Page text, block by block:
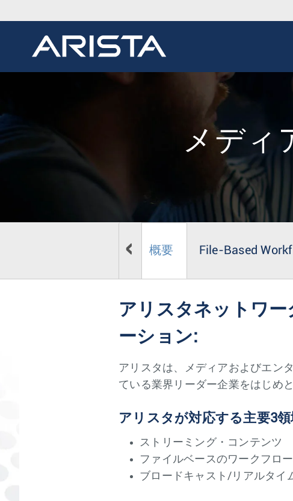
メディ
概要 File-Based
アリスタネットワ
ーション:
アリスタは、メディアおよびエン
ている業界リーダー企業をはじめ
アリスタが対応する主要3領
ストリーミング・コンテンツ
ファイルベースのワークフロー
ブロードキャスト/リアルタイ